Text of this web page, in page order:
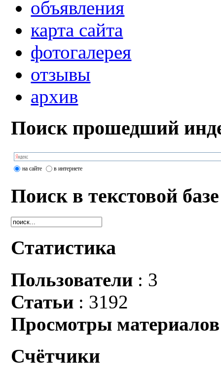
объявления
карта сайта
фотогалерея
отзывы
архив
Поиск прошедший
на сайте в интернете
Поиск в текстовой базе
Статистика
Пользователи : 3
Статьи : 3192
Просмотры материалов
Счётчики